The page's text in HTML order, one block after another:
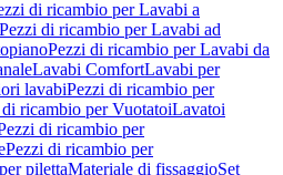
di ricambio per Lavabi a
Pezzi di ricambio per Lavabi ad
Pezzi di ricambio per Lavabi da
Lavabi ComfortLavabi per
lavabiPezzi di ricambio per
ricambio per VuotatoiLavatoi
di ricambio per
Pezzi di ricambio per
pilettaMateriale di fissaggioSet